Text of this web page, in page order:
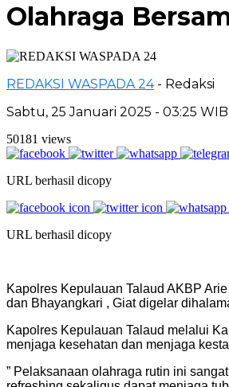
Olahraga
REDAKSI WASPADA 24 - Redaksi
Sabtu, 25 Januari 2025 - 03:25 WIB
50181 views
URL berhasil dicopy
URL berhasil dicopy
Kapolres Kepulauan Talaud AKBP
dan Bhayangkari , Giat digelar
Kapolres Kepulauan Talaud melalui
menjaga kesehatan dan menjaga
” Pelaksanaan olahraga rutin ini